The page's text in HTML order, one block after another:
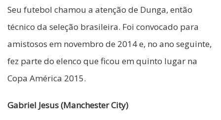
Seu futebol chamou a atenção de Dunga, então
técnico da seleção brasileira. Foi convocado para
amistosos em novembro de 2014 e, no ano seguinte,
fez parte do elenco que ficou em quinto lugar na
Copa América 2015.
Gabriel Jesus (Manchester City)